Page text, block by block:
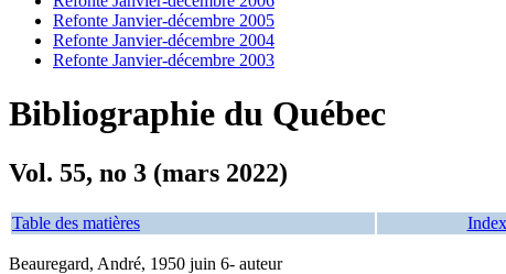
Refonte Janvier-décembre 2005
Refonte Janvier-décembre 2004
Refonte Janvier-décembre 2003
Bibliographie du Québec
Vol. 55, no 3 (mars 2022)
Table des matières
Beauregard, André, 1950 juin 6- auteur